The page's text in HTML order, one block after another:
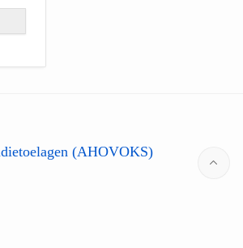
(AHOVOKS)